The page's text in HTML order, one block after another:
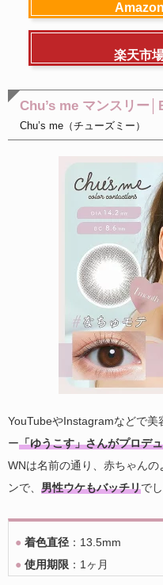
楽天市
Chu’s me マンスリー
Chu’s me（チューズミー）
YouTubeやInstagramなどで
ー「ゆうこす」さんがプロデ
WNは名前の通り、赤ちゃん
ンで、 男性ウケもバッチリで
● 着色直径 ：13.5mm
● 使用期限 ：1ヶ月